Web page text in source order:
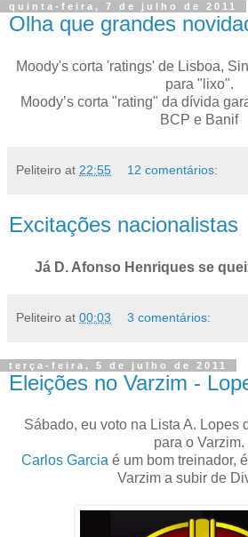
quinta-feira, 7 de julho de 2011
Olha que grandes
Moody's corta 'ratings' de Lisboa,
para "lixo".
Moody’s corta "rating" da dívida
BCP e Banif
Peliteiro at 22:55 12 comentários:
Excitações nacionalistas
Já D. Afonso Henriques se
Peliteiro at 00:03 3 comentários:
terça-feira, 5 de julho de 2011
Eleições no Varzim -
Sábado, eu voto na Lista A. Lopes
para o Varzim.
Carlos Garcia é um bom treinador,
Varzim a subir de